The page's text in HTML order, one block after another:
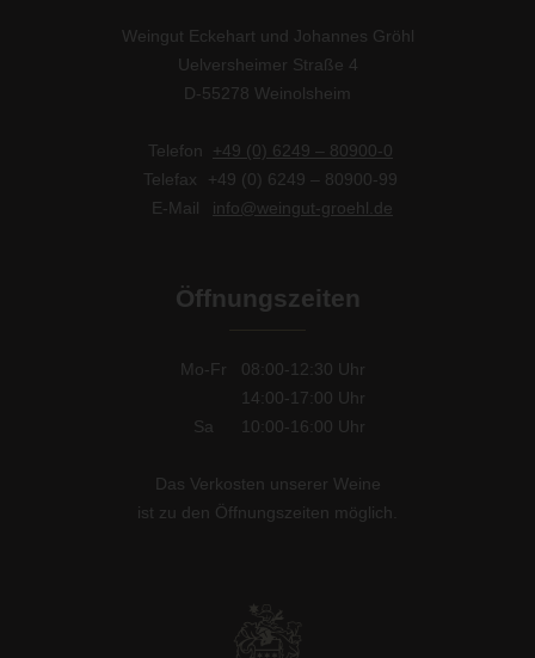
Weingut Eckehart und Johannes Gröhl
Uelversheimer Straße 4
D-55278 Weinolsheim
Telefon
+49 (0) 6249 – 80900-0
Telefax
+49 (0) 6249 – 80900-99
E-Mail
info@weingut-groehl.de
Öffnungszeiten
Mo-Fr 08:00-12:30 Uhr
14:00-17:00 Uhr
Sa
10:00-16:00 Uhr
Das Verkosten unserer Weine
ist zu den Öffnungszeiten möglich.